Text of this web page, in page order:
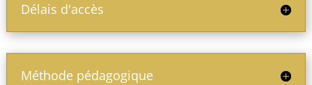
Délais d'accès
Méthode pédagogique